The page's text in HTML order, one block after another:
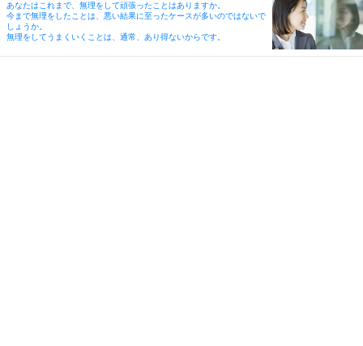
あなたはこれまで、無理をして頑張ったことはありますか。
今まで無理をしたことは、悪い結果に至ったケースが多いのではないで
しょうか。
無理をしてうまくいくことは、通常、あり得ないからです。